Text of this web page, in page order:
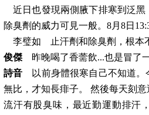
近日也發現兩側腋下排寒到泛黑
除臭劑的威力可見一般。8月8日
李璧如 止汗劑和除臭劑，根本
俊傑 昨晚喝了香薷飲...也是冒了
詩音 以前身體很寒自己不知道。
無比，才知長痱子。 然後每天刻
流汗有股臭味，最近勤運動排汗